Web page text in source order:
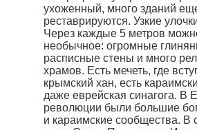
ухоженный, много зданий
реставрируются. Узкие
Через каждые 5 метров
необычное: огромные
расписные стены и много
храмов. Есть мечеть, где
крымский хан, есть
даже еврейская синагога. В
революции были большие
и караимские сообщества. В